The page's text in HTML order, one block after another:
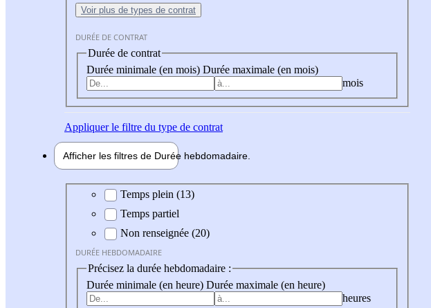
Voir plus de types de contrat
DURÉE DE CONTRAT
Durée de contrat
Durée minimale (en mois) Durée maximale (en mois)
mois
Appliquerle filtre du type de contrat
Afficher les filtres de Durée hebdomadaire
Durée hebdomadaire
Temps plein (13)
Temps partiel
Non renseignée (20)
DURÉE HEBDOMADAIRE
Précisez la durée hebdomadaire :
Durée minimale (en heure) Durée maximale (en heure)
heures